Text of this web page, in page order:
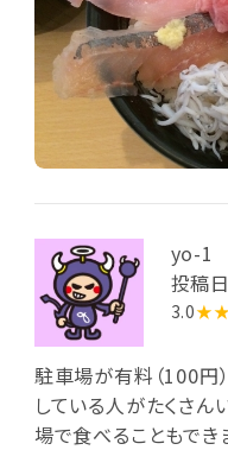
yo-1
投稿
3.0
駐車場が有料（100円
している人がたくさん
場で食べることもでき